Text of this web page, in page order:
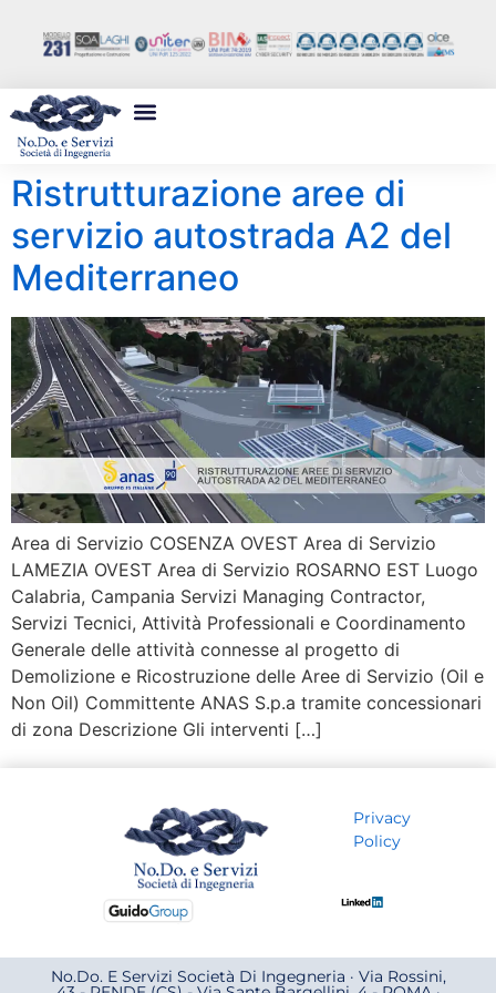
Ristrutturazione aree di
servizio autostrada A2 del
Mediterraneo
Area di Servizio COSENZA OVEST Area di Servizio
LAMEZIA OVEST Area di Servizio ROSARNO EST Luogo
Calabria, Campania Servizi Managing Contractor,
Servizi Tecnici, Attività Professionali e Coordinamento
Generale delle attività connesse al progetto di
Demolizione e Ricostruzione delle Aree di Servizio (Oil e
Non Oil) Committente ANAS S.p.a tramite concessionari
di zona Descrizione Gli interventi […]
Privacy
Policy
No.Do. E Servizi Società Di Ingegneria · Via Rossini,